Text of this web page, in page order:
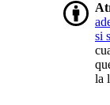
si
la